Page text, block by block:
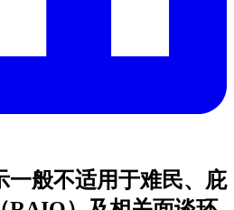
一般不适用于难民、庇